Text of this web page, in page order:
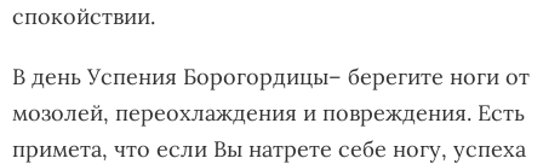
спокойствии.
В день Успения Борогордицы– берегите ноги от
мозолей, переохлаждения и повреждения. Есть
примета, что если Вы натрете себе ногу, успеха